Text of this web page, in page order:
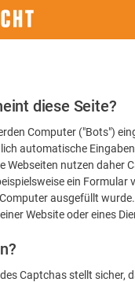
diese Seite?
Computer ("Bots")
automatische
Webseiten nutzen daher
ein Formular
ausgefüllt
Website oder eines
Captchas stellt sicher,